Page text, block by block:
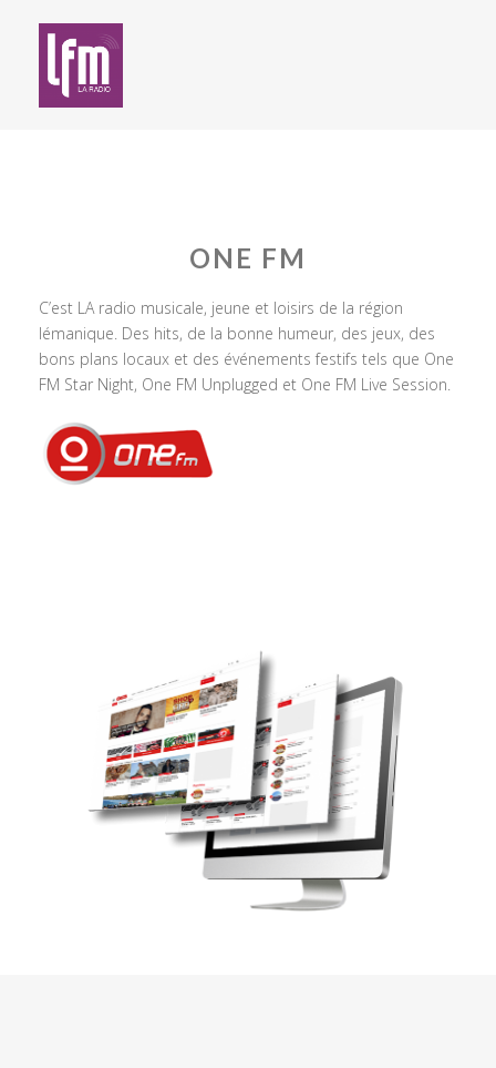
ONE FM
C’est LA radio musicale, jeune et loisirs de la région
lémanique. Des hits, de la bonne humeur, des jeux, des
bons plans locaux et des événements festifs tels que One
FM Star Night, One FM Unplugged et One FM Live Session.